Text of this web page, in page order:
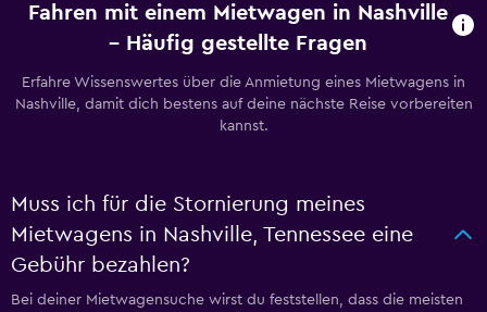
Fahren mit einem Mietwagen in Nashville
– Häufig gestellte Fragen
Erfahre Wissenswertes über die Anmietung eines Mietwagens in
Nashville, damit dich bestens auf deine nächste Reise vorbereiten
kannst.
Muss ich für die Stornierung meines
Mietwagens in Nashville, Tennessee eine
Gebühr bezahlen?
Bei deiner Mietwagensuche wirst du feststellen, dass die meisten